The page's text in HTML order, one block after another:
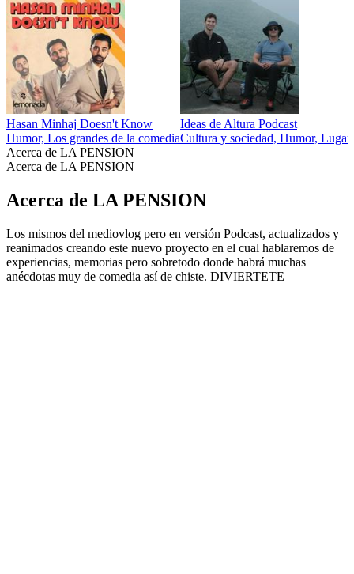
Hasan Minhaj Doesn't Know
Humor, Los grandes de la comedia
Ideas de Altura Podcast
Cultura y sociedad, Humor,
Acerca de LA PENSION
Acerca de LA PENSION
Acerca de LA PENSION
Los mismos del mediovlog pero en versión Podcast, actualizados y
reanimados creando este nuevo proyecto en el cual hablaremos de
experiencias, memorias pero sobretodo donde habrá muchas
anécdotas muy de comedia así de chiste. DIVIERTETE